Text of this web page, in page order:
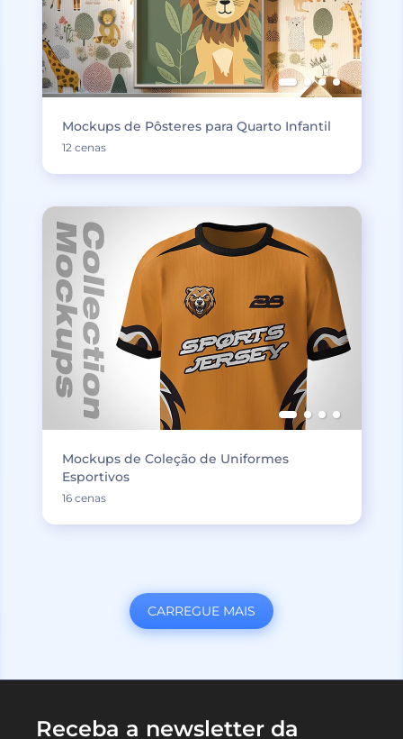
Mockups de Pôsteres para Quarto Infantil
12 cenas
Mockups de Coleção de Uniformes
Esportivos
16 cenas
CARREGUE MAIS
Receba a newsletter da